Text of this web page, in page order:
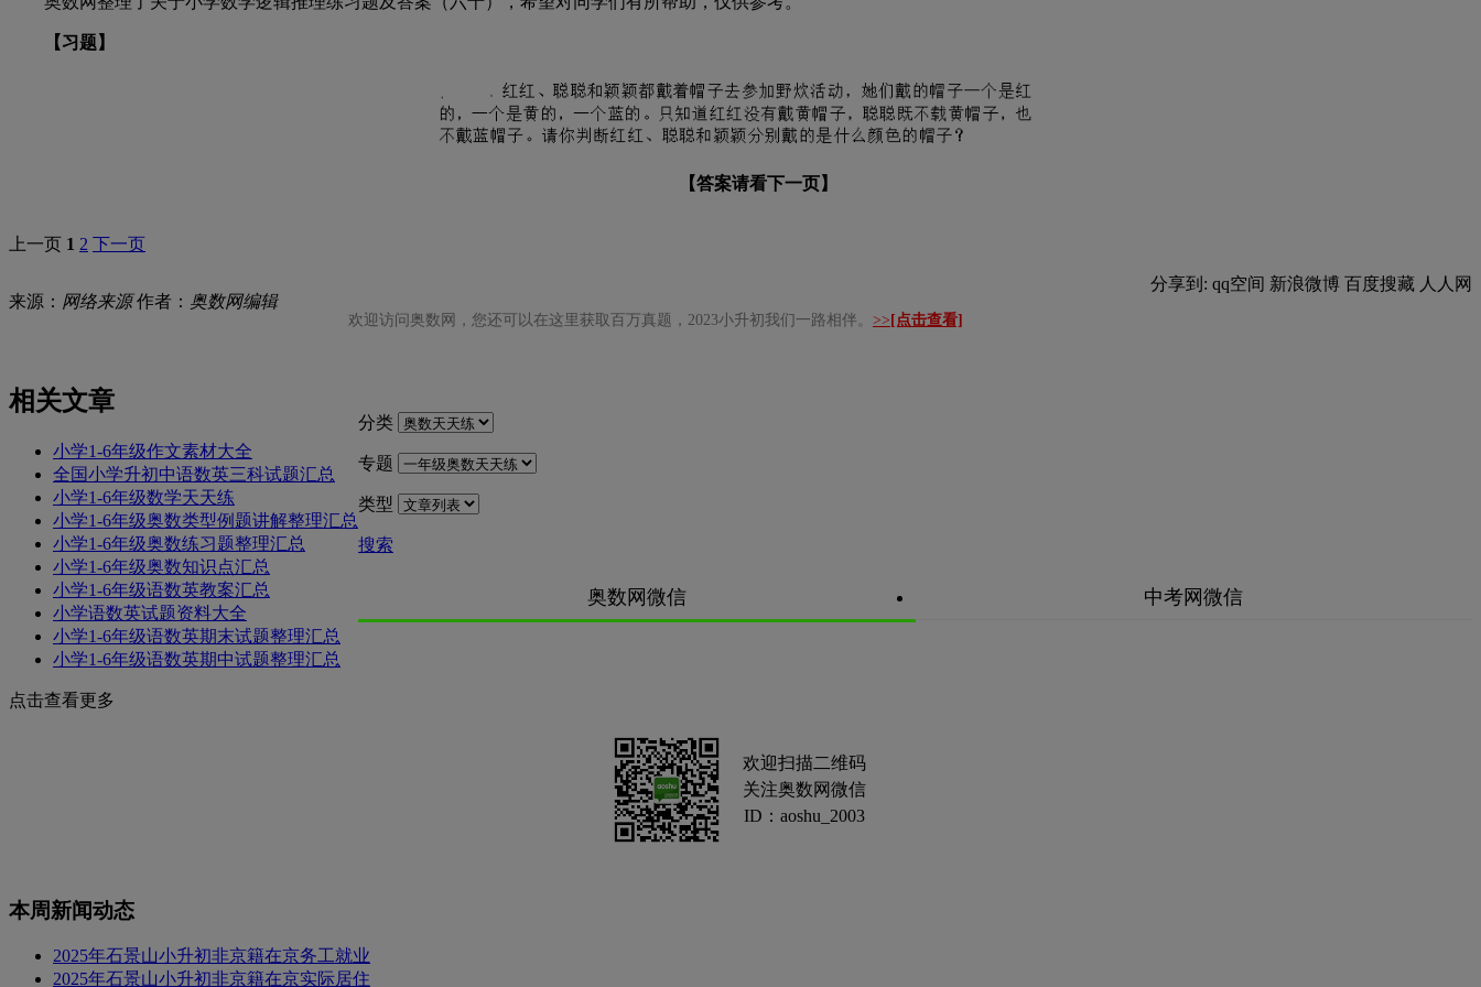
【习题】
【答案请看下一页】
上一页 1 2 下一页
来源： 网络来源作者： 奥数网编辑
分享到: qq空间 新浪微博 百度搜藏 人人网
欢迎访问奥数网，您还可以在这里获取百万真题，2023小升初我们一路相伴。 >> [点击查看]
相关文章
小学1-6年级作文素材大全
全国小学升初中语数英三科试题汇总
小学1-6年级数学天天练
小学1-6年级奥数类型例题讲解整理汇总
小学1-6年级奥数练习题整理汇总
小学1-6年级奥数知识点汇总
小学1-6年级语数英教案汇总
小学语数英试题资料大全
小学1-6年级语数英期末试题整理汇总
小学1-6年级语数英期中试题整理汇总
点击查看更多
分类
专题
类型
搜索
奥数网微信 中考网微信
欢迎扫描二维码
关注奥数网微信
ID：aoshu_2003
本周新闻动态
2025年石景山小升初非京籍在京务工就业
2025年石景山小升初非京籍在京实际居住